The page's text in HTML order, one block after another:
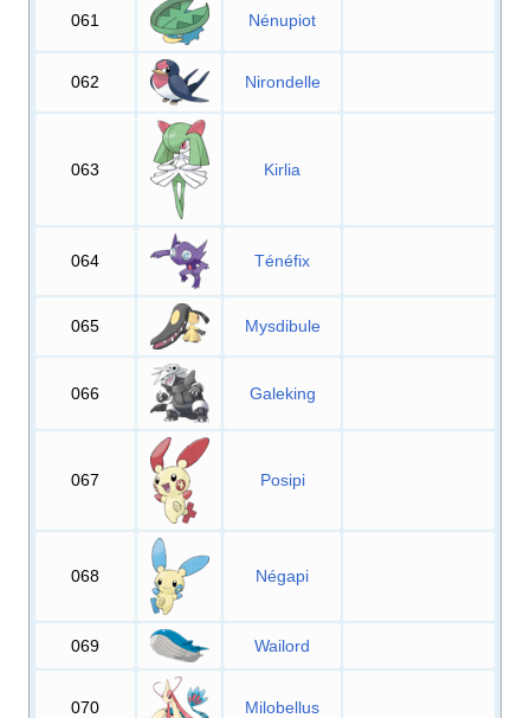
061 Nénupiot
062 Nirondelle
063 Kirlia
064 Ténéfix
065 Mysdibule
066 Galeking
067 Posipi
068 Négapi
069 Wailord
070 Milobellus